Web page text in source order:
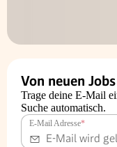
Von neuen
Trage deine E-Mail
Suche automatisch.
E-Mail Adresse*